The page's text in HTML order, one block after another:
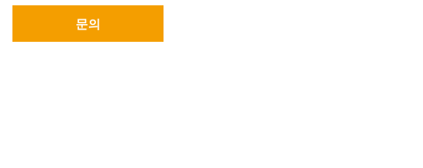
문의